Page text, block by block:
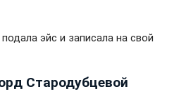
эйс и записала на свой
Стародубцевой